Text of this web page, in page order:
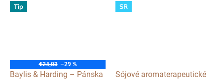
Tip
€24,03 –29 %
Baylis & Harding – Pánska
SR
Sójové aromaterapeutické